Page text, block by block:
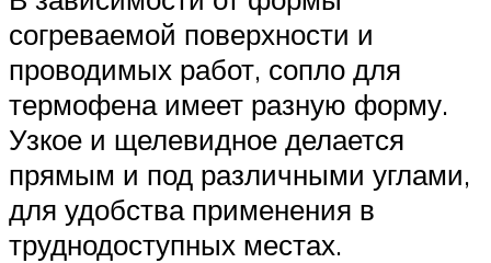
согреваемой поверхности и
проводимых работ, сопло для
термофена имеет разную форму.
Узкое и щелевидное делается
прямым и под различными углами,
для удобства применения в
труднодоступных местах.